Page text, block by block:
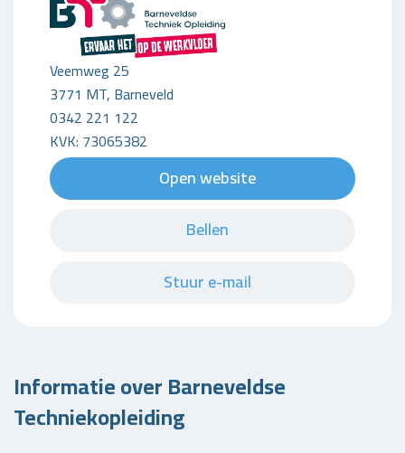
Veemweg 25
3771 MT, Barneveld
0342 221 122
KVK: 73065382
Open website
Bellen
Stuur e-mail
Informatie over Barneveldse
Techniekopleiding